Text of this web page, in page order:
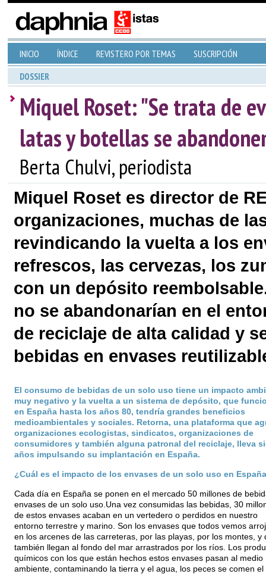
INICIO ÍNDICE REVISTERO POR TEMAS SUSCRIPCIÓN
DOSSIER
Miquel Roset: "Se trata de
latas y botellas se
Berta Chulvi, periodista
Miquel Roset es director de
organizaciones, muchas de
revindicando la vuelta a los
refrescos, las cervezas, los
con un depósito
no se abandonarían en el
de reciclaje de alta calidad y
bebidas en envases
El consumo de bebidas de un solo uso tiene un impacto
muy negativo y la vuelta a un sistema de depósito, que
en España hasta los años 80, tendría grandes beneficios
medioambientales y sociales. Retorna, una plataforma que
organizaciones ecologistas, sindicatos, organizaciones de
consumidores y también alguna patronal del reciclaje, lleva
años impulsando su implantación en España.
¿Cuál es el impacto de los envases de un solo uso en
Cada día en España se ponen en el mercado 50 millones de
envases de un solo uso.Una vez consumidas las bebidas, 30
de estos envases acaban en un vertedero o perdidos en nuestro
entorno terrestre y marino. Son los envases que todos vemos
en los arcenes de las carreteras, por las playas, por los montes, y
también llegan al fondo del mar arrastrados por los ríos. Los
químicos con los que están hechos estos envases pasan al medio
ambiente, contaminando la tierra y el agua, los peces se comen el